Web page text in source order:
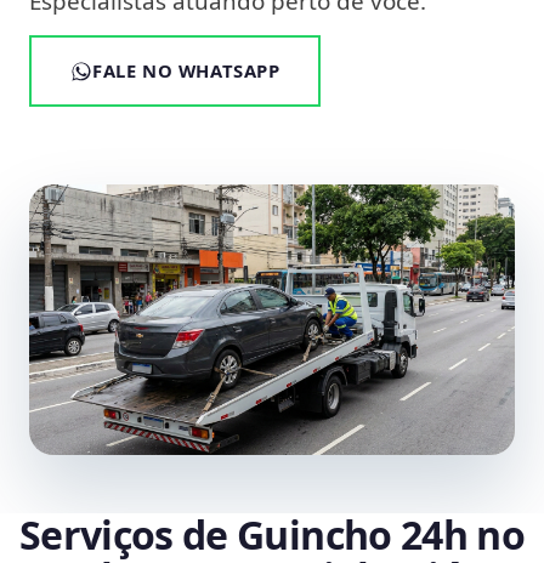
FALE NO WHATSAPP
Serviços de Guincho 24h no